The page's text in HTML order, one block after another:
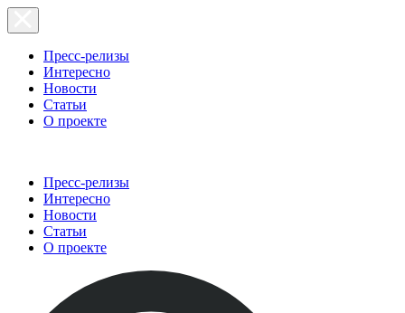
Пресс-релизы
Интересно
Новости
Статьи
О проекте
Пресс-релизы
Интересно
Новости
Статьи
О проекте